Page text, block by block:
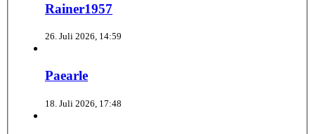
Rainer1957
26. Juli 2026, 14:59
Paearle
18. Juli 2026, 17:48